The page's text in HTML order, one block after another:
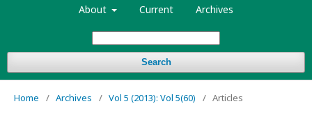
About Current Archives
Search
Home / Archives / Vol 5 (2013): Vol 5(60) / Articles